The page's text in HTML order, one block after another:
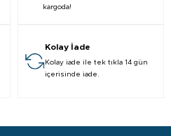
kargoda!
Kolay İade
Kolay iade ile tek tıkla 14 gün
içerisinde iade.